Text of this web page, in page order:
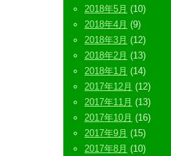
2018年5月 (10)
2018年4月 (9)
2018年3月 (12)
2018年2月 (13)
2018年1月 (14)
2017年12月 (12)
2017年11月 (13)
2017年10月 (16)
2017年9月 (15)
2017年8月 (10)